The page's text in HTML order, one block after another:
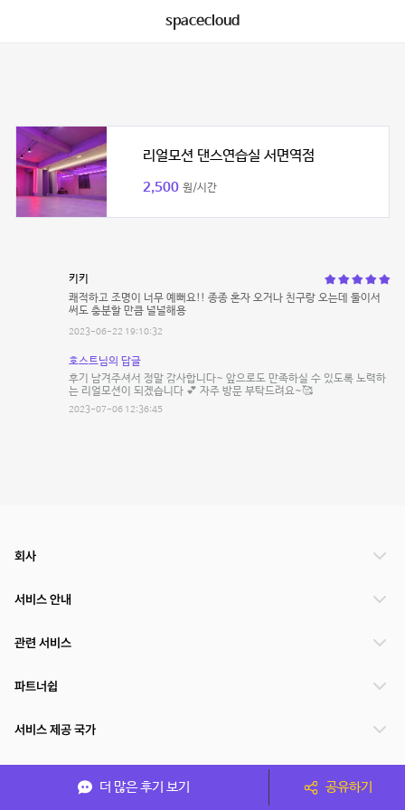
spacecloud
리얼모션 댄스연습실 서면역점
2,500 원/시간
키키
쾌적하고 조명이 너무 예뻐요!! 종종 혼자 오거나 친구랑 오는데 둘이서
써도 충분할 만큼 널널해용
2023-06-22 19:10:32
호스트님의 답글
후기 남겨주셔서 정말 감사합니다~ 앞으로도 만족하실 수 있도록 노력하
는 리얼모션이 되겠습니다 💕 자주 방문 부탁드려요~🥰
2023-07-06 12:36:45
더 많은 후기 보기 공유하기
회사
서비스 안내
관련 서비스
파트너쉽
서비스 제공 국가
(주)NSPACE 사업자정보